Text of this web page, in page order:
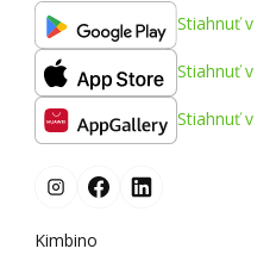
Stiahnuť v
Stiahnuť v
Stiahnuť v
Kimbino